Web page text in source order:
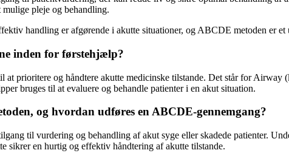
mulige pleje og behandling.
handling er afgørende i akutte situationer, og ABCDE metoden er
inden for førstehjælp?
at prioritere og håndtere akutte medicinske tilstande. Det står for
bruges til at evaluere og behandle patienter i en akut situation.
og hvordan udføres en ABCDE-gennemgang?
til vurdering og behandling af akut syge eller skadede patienter.
sikrer en hurtig og effektiv håndtering af akutte tilstande.